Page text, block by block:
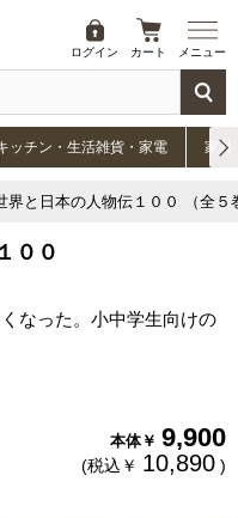
ログイン カート メニュー
ッチン・生活雑貨・家電 家具
と日本の人物伝１００ （全５
００
なった。小中学生向けの
本体￥ 9,900
(税込￥ 10,890 )